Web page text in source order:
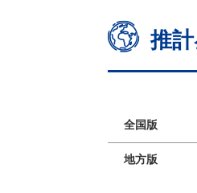
推
全国版
地方版